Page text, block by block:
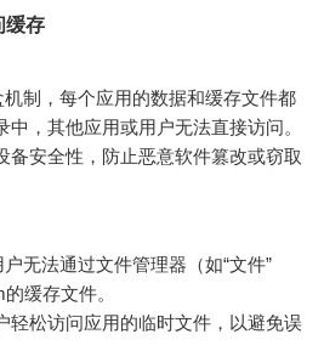
缓存
制，每个应用的数据和缓存文件都
中，其他应用或用户无法直接访问。
备安全性，防止恶意软件篡改或窃取
无法通过文件管理器（如“文件”
缓存文件。
轻松访问应用的临时文件，以避免误